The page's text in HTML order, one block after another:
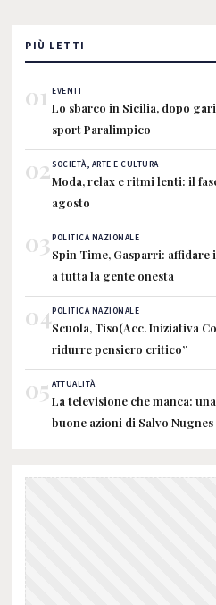
PIÙ LETTI
01 EVENTI
Lo sbarco in Sicilia, dopo
sport Paralimpico
02SOCIETÀ, ARTE E CULTURA
Moda, relax e ritmi lenti: il
agosto
03POLITICA NAZIONALE
Spin Time, Gasparri:
a tutta la gente onesta
04POLITICA NAZIONALE
Scuola, Tiso(Acc. Iniziativa
ridurre pensiero critico”
05 ATTUALITÀ
La televisione che manca:
buone azioni di Salvo Nugnes